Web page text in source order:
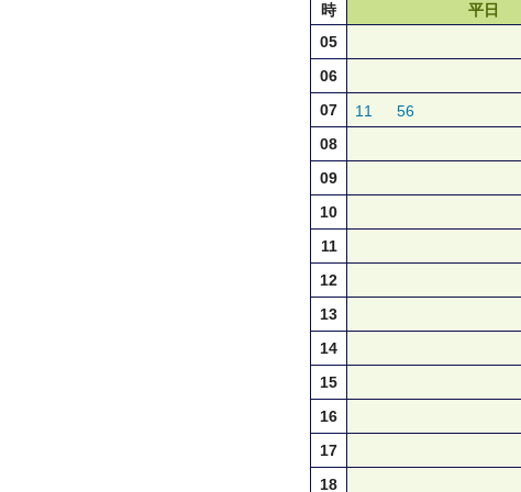
時 平日
05
06
07
11
56
08
09
10
11
12
13
14
15
16
17
18